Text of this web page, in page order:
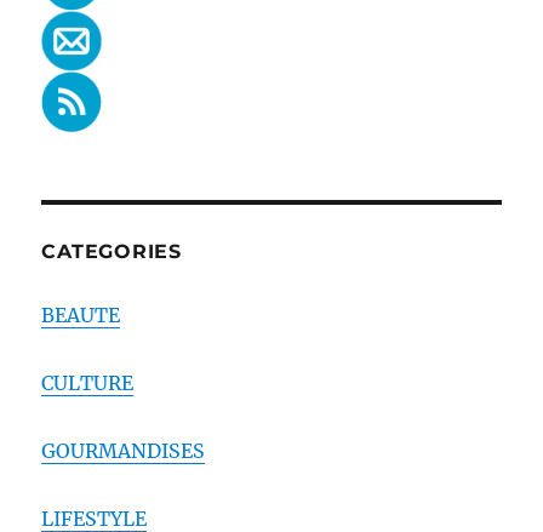
CATEGORIES
BEAUTE
CULTURE
GOURMANDISES
LIFESTYLE